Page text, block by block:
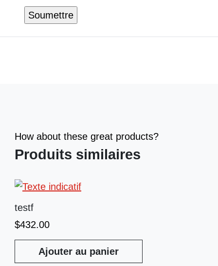
How about these great products?
Produits similaires
testf
$432.00
Ajouter au panier